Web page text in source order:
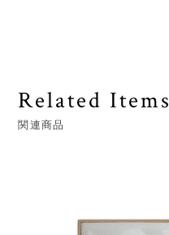
Related Items
関連商品